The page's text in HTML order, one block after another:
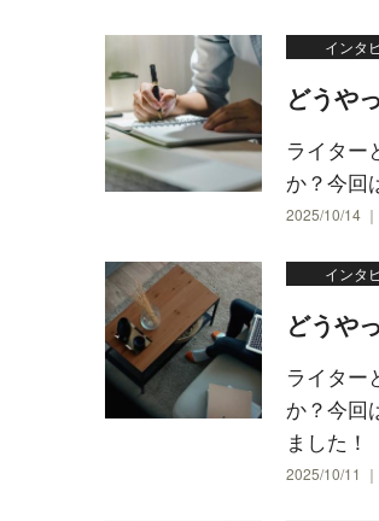
インタ
どうや
ライター
か？今回
2025/10/14
インタ
どうや
ライター
か？今回
ました！
2025/10/11